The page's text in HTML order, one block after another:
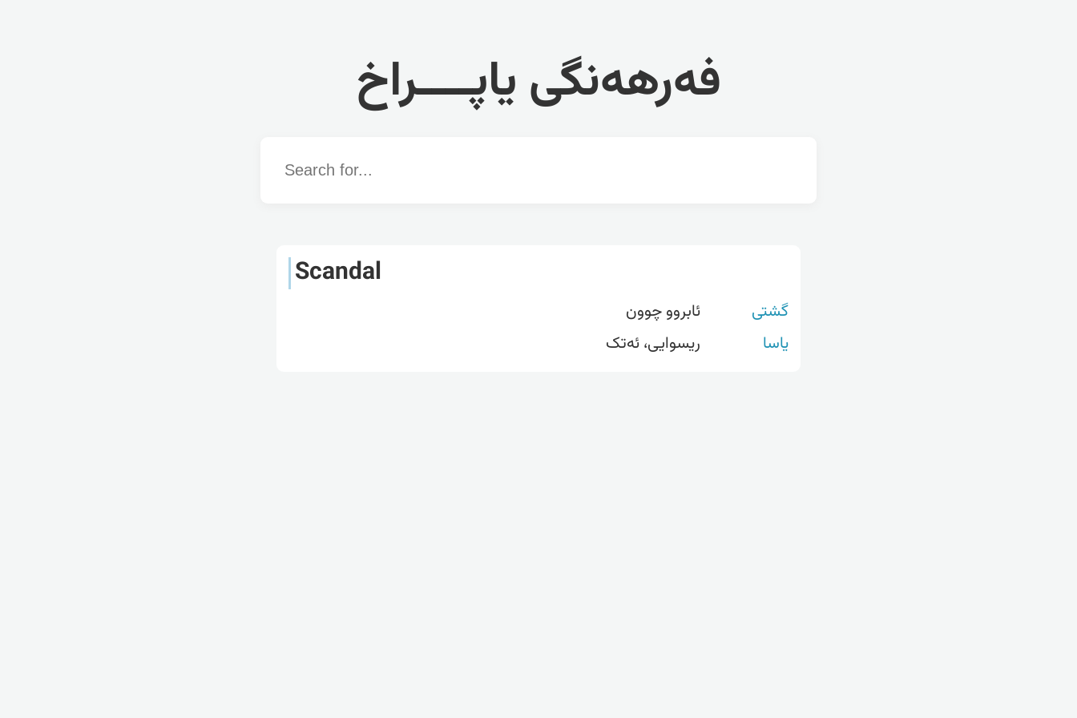
فەرهەنگی یاپــــراخ
Word
Scandal
گشتی
‏ئابروو چوون
یاسا
ریسوایی، ئەتک